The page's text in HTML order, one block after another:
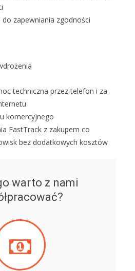
zapewniania zgodności
techniczna przez telefon i za
komercyjnego
FastTrack z zakupem co
bez dodatkowych kosztów
warto z nami